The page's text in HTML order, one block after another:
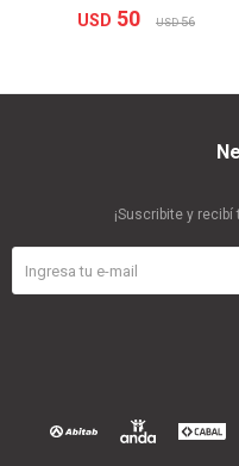
USD 50 USD 56
¡Suscribite y